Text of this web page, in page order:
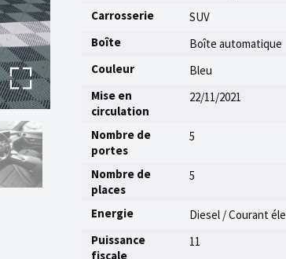
Carrosserie
SUV
Boîte
Boîte automatique
Couleur
Bleu
Mise en
circulation
22/11/2021
Nombre de
portes
5
Nombre de
places
5
Energie
Diesel / Courant éle
Puissance
fiscale
11